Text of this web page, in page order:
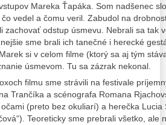
Mareka Ťapáka. Som nadšenec
vedel a čomu veril. Zabudol na
zachovať odstup úsmevu. Nebrali sa tak
sme brali ich tanečné i herecké
si v celom filme (ktorý sa aj tým
úsmevom. Tu sa zázrak nekonal.
filmu sme strávili na festivale
Trančíka a scénografa Romana
(preto bez okuliarí) a herečka
Teoreticky sme prebrali všetko, ale